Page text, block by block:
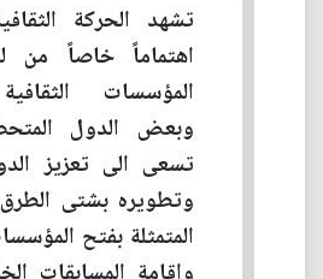
تشهد الحركة
اهتماماً خاصاً
المؤسسات
وبعض الدول
تسعى الى تعزيز
وتطويره بشتى
المتمثلة بفتح